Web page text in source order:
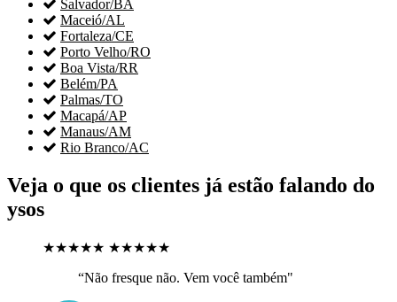
 Salvador/BA
 Maceió/AL
 Fortaleza/CE
 Porto Velho/RO
 Boa Vista/RR
 Belém/PA
 Palmas/TO
 Macapá/AP
 Manaus/AM
 Rio Branco/AC
Veja o que os clientes já estão falando do
ysos
★★★★★ ★★★★★
“Não fresque não. Vem você também"